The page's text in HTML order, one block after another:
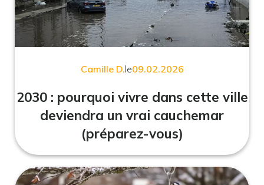
Camille D.le09.02.2026
2030 : pourquoi vivre dans cette ville
deviendra un vrai cauchemar
(préparez-vous)